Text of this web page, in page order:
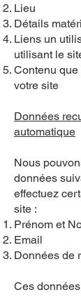
Lieu
Détails
Liens un
utilisant le
Contenu que
votre site
Données
automatique
Nous
données
effectuez
site :
Prénom et
Email
Données de
Ces